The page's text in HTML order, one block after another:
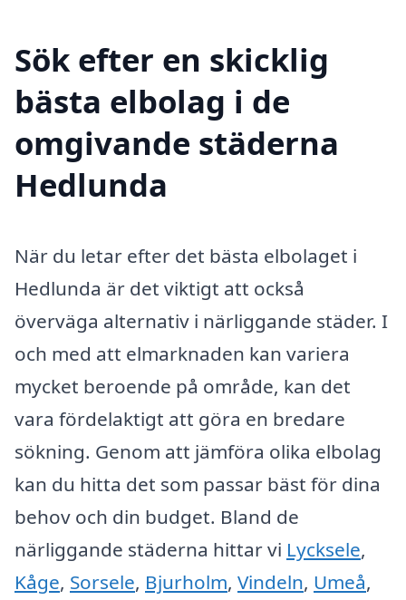
Sök efter en skicklig
bästa elbolag i de
omgivande städerna
Hedlunda
När du letar efter det bästa elbolaget i
Hedlunda är det viktigt att också
överväga alternativ i närliggande städer. I
och med att elmarknaden kan variera
mycket beroende på område, kan det
vara fördelaktigt att göra en bredare
sökning. Genom att jämföra olika elbolag
kan du hitta det som passar bäst för dina
behov och din budget. Bland de
närliggande städerna hittar vi Lycksele,
Kåge, Sorsele, Bjurholm, Vindeln, Umeå,